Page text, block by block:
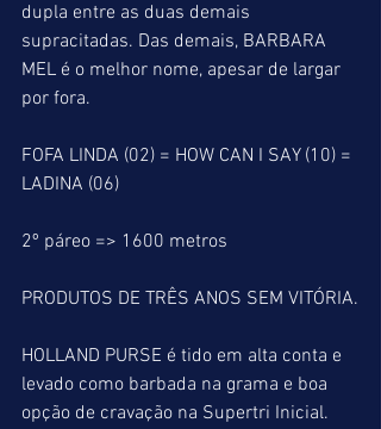
dupla entre as duas demais
supracitadas. Das demais, BARBARA
MEL é o melhor nome, apesar de largar
por fora.
FOFA LINDA (02) = HOW CAN I SAY (10) =
LADINA (06)
2º páreo => 1600 metros
PRODUTOS DE TRÊS ANOS SEM VITÓRIA.
HOLLAND PURSE é tido em alta conta e
levado como barbada na grama e boa
opção de cravação na Supertri Inicial.